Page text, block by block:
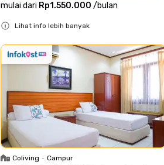
mulai dari Rp1.550.000 /bulan
Lihat info lebih banyak
Coliving • Campur